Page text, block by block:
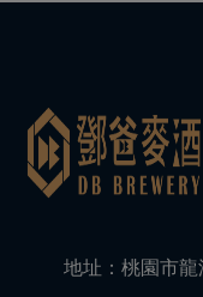
地址：桃園市